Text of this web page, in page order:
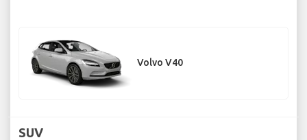
Volvo V40
SUV